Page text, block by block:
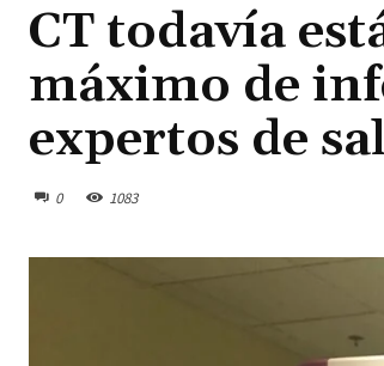
CT todavía
máximo de
expertos de
0 1083